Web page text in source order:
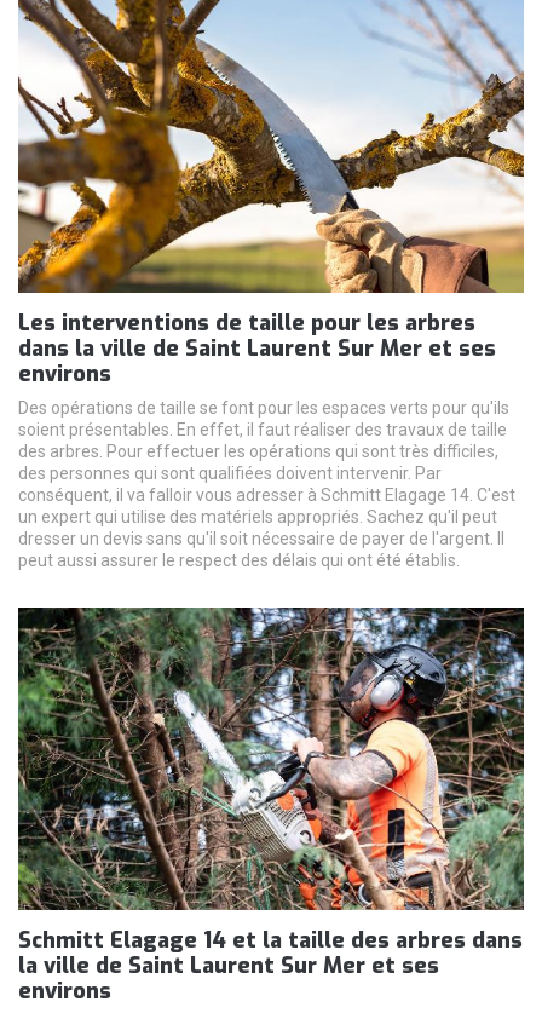
Les interventions de taille pour les arbres
dans la ville de Saint Laurent Sur Mer et ses
environs
Des opérations de taille se font pour les espaces verts pour qu'ils
soient présentables. En effet, il faut réaliser des travaux de taille
des arbres. Pour effectuer les opérations qui sont très difficiles,
des personnes qui sont qualifiées doivent intervenir. Par
conséquent, il va falloir vous adresser à Schmitt Elagage 14. C'est
un expert qui utilise des matériels appropriés. Sachez qu'il peut
dresser un devis sans qu'il soit nécessaire de payer de l'argent. Il
peut aussi assurer le respect des délais qui ont été établis.
Schmitt Elagage 14 et la taille des arbres dans
la ville de Saint Laurent Sur Mer et ses
environs